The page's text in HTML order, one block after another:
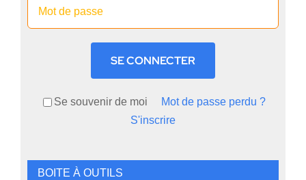
SE CONNECTER
Se souvenir de moi
Mot de passe perdu ?
S'inscrire
BOITE À OUTILS